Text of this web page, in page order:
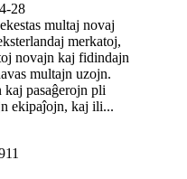
28
multaj novaj
merkatoj,
novajn kaj fidindajn
multajn uzojn.
pasaĝerojn pli
ekipaĵojn, kaj ili...